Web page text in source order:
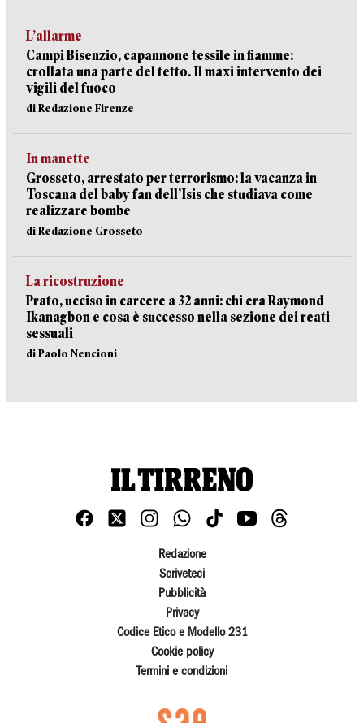
L’allarme
Campi Bisenzio, capannone tessile in fiamme:
crollata una parte del tetto. Il maxi intervento dei
vigili del fuoco
di Redazione Firenze
In manette
Grosseto, arrestato per terrorismo: la vacanza in
Toscana del baby fan dell’Isis che studiava come
realizzare bombe
di Redazione Grosseto
La ricostruzione
Prato, ucciso in carcere a 32 anni: chi era Raymond
Ikanagbon e cosa è successo nella sezione dei reati
sessuali
di Paolo Nencioni
Redazione
Scriveteci
Pubblicità
Privacy
Codice Etico e Modello 231
Cookie policy
Termini e condizioni